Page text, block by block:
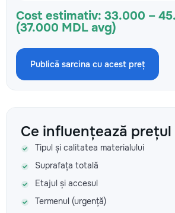
Cost estimativ: 33.000 –
(37.000 MDL avg)
Publică sarcina cu acest preț
Ce influențează prețul
Tipul și calitatea materialului
Suprafața totală
Etajul și accesul
Termenul (urgență)